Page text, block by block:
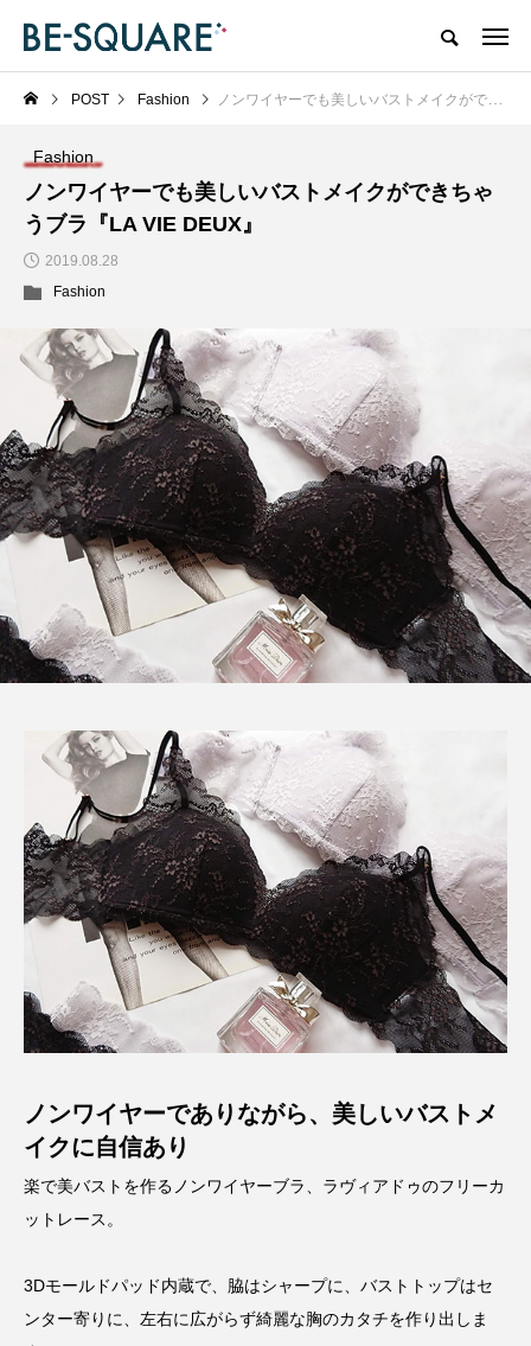
POST Fashion ノンワイヤーでも美しいバストメイクができちゃうブラ『LA VIE DEUX』
Fashion
ノンワイヤーでも美しいバストメイクができちゃ
うブラ『LA VIE DEUX』
2019.08.28
Fashion
ノンワイヤーでありながら、美しいバストメ
イクに自信あり
楽で美バストを作るノンワイヤーブラ、ラヴィアドゥのフリーカ
ットレース。
3Dモールドパッド内蔵で、脇はシャープに、バストトップはセ
ンター寄りに、左右に広がらず綺麗な胸のカタチを作り出しま